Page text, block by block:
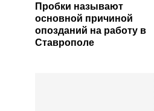
Пробки называют
основной причиной
опозданий на работу в
Ставрополе